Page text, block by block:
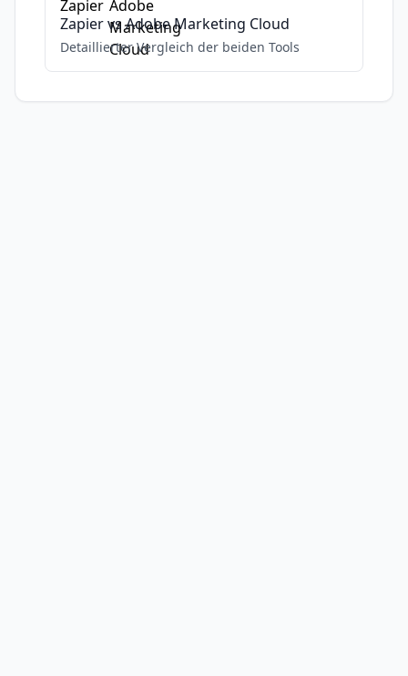
ZapiervsAdobe Marketing Cloud
Detaillierter Vergleich der beiden Tools